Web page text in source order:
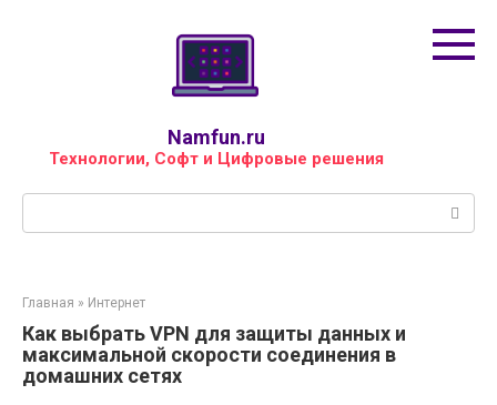
Namfun.ru
Технологии, Софт и Цифровые решения
Главная » Интернет
Как выбрать VPN для защиты данных и
максимальной скорости соединения в
домашних сетях